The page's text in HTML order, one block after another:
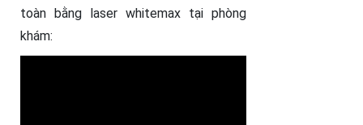
toàn bằng laser whitemax tại phòng
khám: